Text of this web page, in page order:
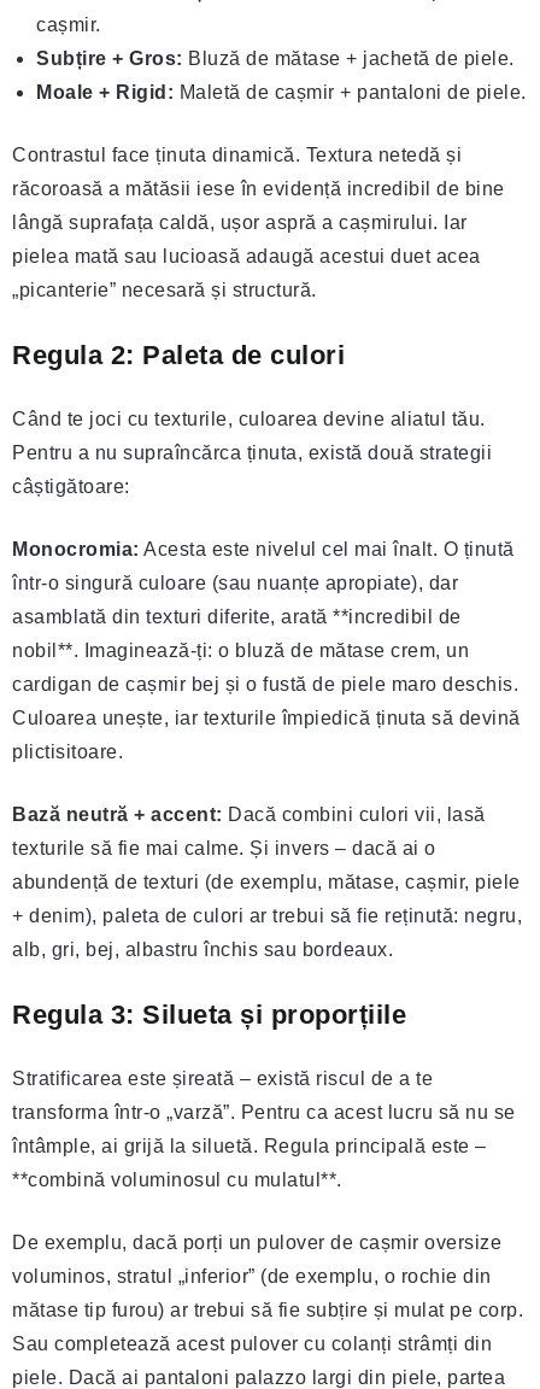
cașmir.
Subțire + Gros: Bluză de mătase + jachetă de piele.
Moale + Rigid: Maletă de cașmir + pantaloni de piele.
Contrastul face ținuta dinamică. Textura netedă și
răcoroasă a mătăsii iese în evidență incredibil de bine
lângă suprafața caldă, ușor aspră a cașmirului. Iar
pielea mată sau lucioasă adaugă acestui duet acea
„picanterie” necesară și structură.
Regula 2: Paleta de culori
Când te joci cu texturile, culoarea devine aliatul tău.
Pentru a nu supraîncărca ținuta, există două strategii
câștigătoare:
Monocromia: Acesta este nivelul cel mai înalt. O ținută
într-o singură culoare (sau nuanțe apropiate), dar
asamblată din texturi diferite, arată **incredibil de
nobil**. Imaginează-ți: o bluză de mătase crem, un
cardigan de cașmir bej și o fustă de piele maro deschis.
Culoarea unește, iar texturile împiedică ținuta să devină
plictisitoare.
Bază neutră + accent: Dacă combini culori vii, lasă
texturile să fie mai calme. Și invers – dacă ai o
abundență de texturi (de exemplu, mătase, cașmir, piele
+ denim), paleta de culori ar trebui să fie reținută: negru,
alb, gri, bej, albastru închis sau bordeaux.
Regula 3: Silueta și proporțiile
Stratificarea este șireată – există riscul de a te
transforma într-o „varză”. Pentru ca acest lucru să nu se
întâmple, ai grijă la siluetă. Regula principală este –
**combină voluminosul cu mulatul**.
De exemplu, dacă porți un pulover de cașmir oversize
voluminos, stratul „inferior” (de exemplu, o rochie din
mătase tip furou) ar trebui să fie subțire și mulat pe corp.
Sau completează acest pulover cu colanți strâmți din
piele. Dacă ai pantaloni palazzo largi din piele, partea